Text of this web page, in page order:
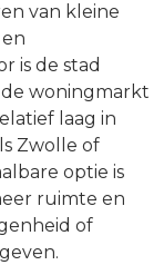
van kleine
is de stad
woningmarkt
laag in
Zwolle of
optie is
ruimte en
of